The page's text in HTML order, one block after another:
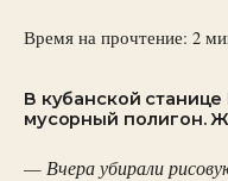
Время на прочтение: 2
В кубанской
мусорный полигон.
— Вчера убирали